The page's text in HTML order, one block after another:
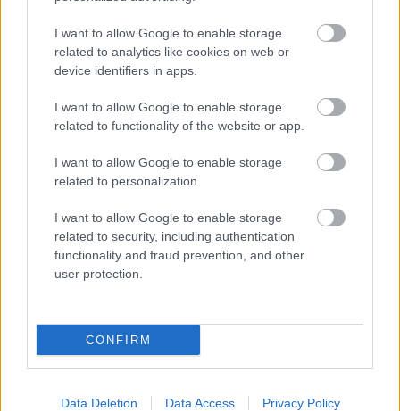
I want to allow Google to enable storage
related to analytics like cookies on web or
device identifiers in apps.
I want to allow Google to enable storage
related to functionality of the website or app.
I want to allow Google to enable storage
related to personalization.
I want to allow Google to enable storage
related to security, including authentication
functionality and fraud prevention, and other
user protection.
CONFIRM
Data Deletion Data Access Privacy Policy